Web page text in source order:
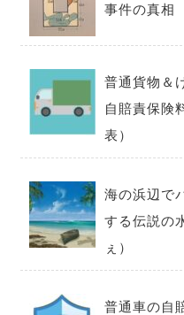
事件の真相
普通貨物＆
自賠責保険
表）
海の浜辺で
する伝説の
ぇ）
普通車の自